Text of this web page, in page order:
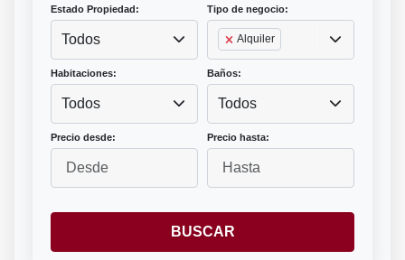
Estado Propiedad:
Todos
Tipo de negocio:
Alquiler
Habitaciones:
Todos
Baños:
Todos
Precio desde: Precio hasta:
BUSCAR